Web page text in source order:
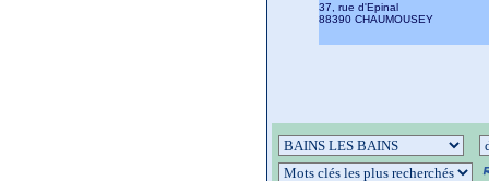
37, rue d'Epinal
88390 CHAUMOUSEY